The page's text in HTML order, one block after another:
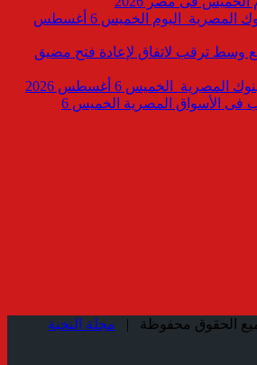
أسعار الدولار بالبنوك المصرية اليوم الخميس 6 أغسطس
وسط ترقب لاتفاق لإعادة فتح مضيق
الخميس 6 أغسطس 2026
ارتفاع أسعار الذهب فى الأسواق المصرية الخميس 6
مجلة النخبة